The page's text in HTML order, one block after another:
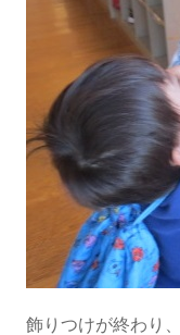
飾りつけが終わり、